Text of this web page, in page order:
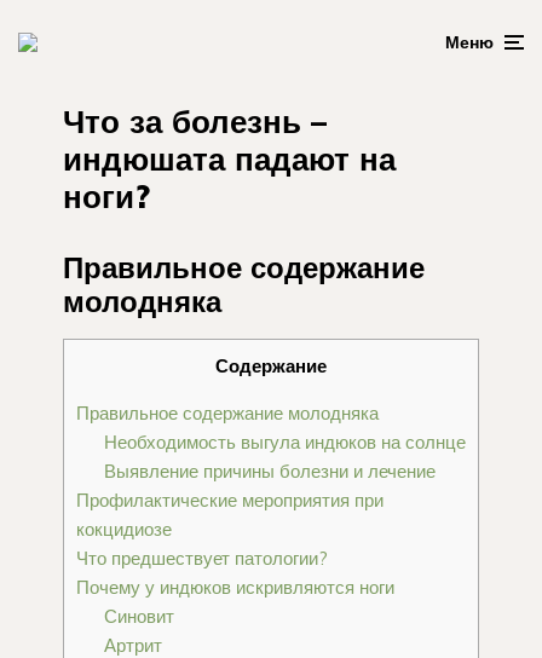
Меню
Что за болезнь –
индюшата падают на
ноги?
Правильное содержание
молодняка
Содержание
Правильное содержание молодняка
Необходимость выгула индюков на солнце
Выявление причины болезни и лечение
Профилактические мероприятия при
кокцидиозе
Что предшествует патологии?
Почему у индюков искривляются ноги
Синовит
Артрит